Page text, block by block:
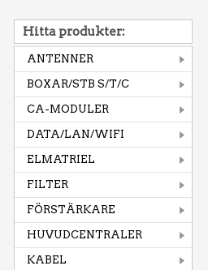
Hitta produkter:
ANTENNER
BOXAR/STB S/T/C
CA-MODULER
DATA/LAN/WIFI
ELMATRIEL
FILTER
FÖRSTÄRKARE
HUVUDCENTRALER
KABEL